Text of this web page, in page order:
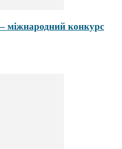
конкурс